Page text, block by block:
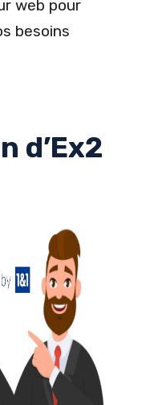
web pour
besoins
d’Ex2